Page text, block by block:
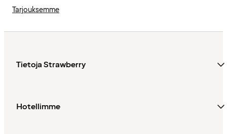
Tarjouksemme
Tietoja Strawberry
Hotellimme